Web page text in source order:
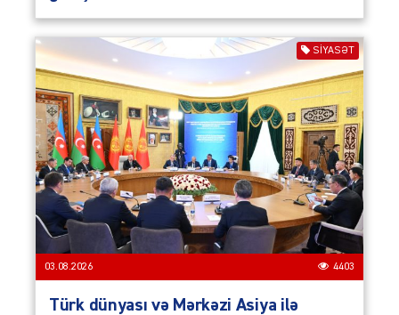
SIYASƏT
03.08.2026 4403
Türk dünyası və Mərkəzi Asiya ilə